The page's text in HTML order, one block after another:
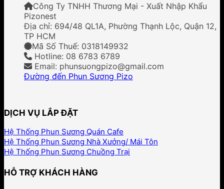
Công Ty TNHH Thương Mại - Xuất Nhập Khẩu
Pizonest
Địa chỉ: 694/48 QL1A, Phường Thạnh Lộc, Quận 12,
TP HCM
Mã Số Thuế: 0318149932
Hotline: 08 6783 6789
Email: phunsuongpizo@gmail.com
Đường đến Phun Sương Pizo
DỊCH VỤ LẮP ĐẶT
Hệ Thống Phun Sương Quán Cafe
Hệ Thống Phun Sương Nhà Xưởng/ Mái Tôn
Hệ Thống Phun Sương Chuồng Trại
HỖ TRỢ KHÁCH HÀNG